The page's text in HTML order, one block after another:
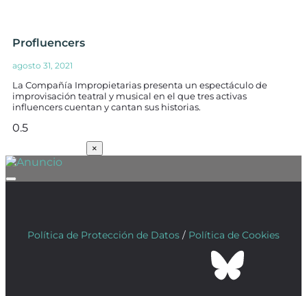
Profluencers
agosto 31, 2021
La Compañía Impropietarias presenta un espectáculo de
improvisación teatral y musical en el que tres activas
influencers cuentan y cantan sus historias.
×
Política de Protección de Datos / Política de Cookies